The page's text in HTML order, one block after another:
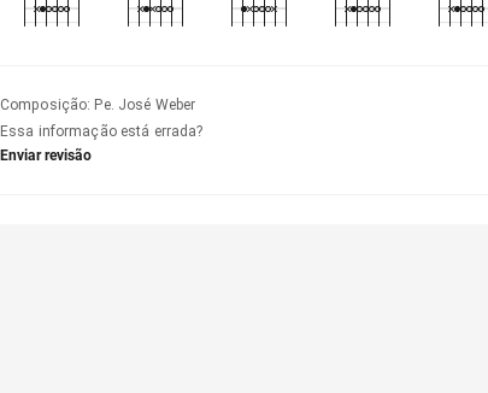
Composição: Pe. José Weber
Essa informação está errada?
Enviar revisão